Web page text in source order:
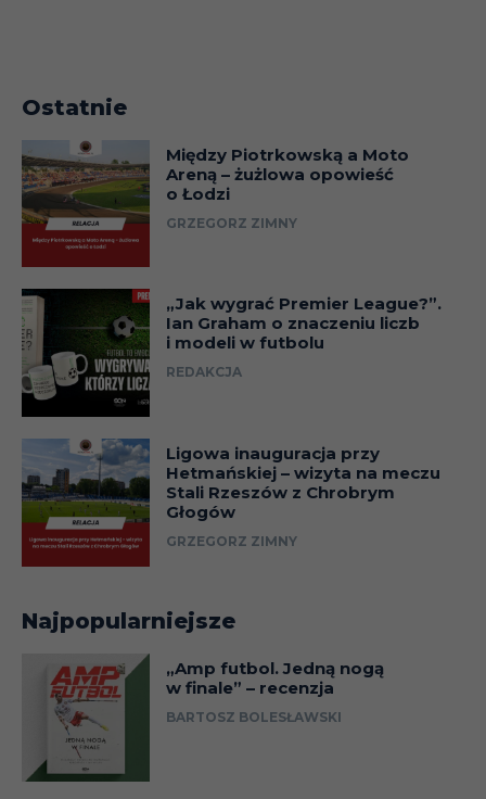
Ostatnie
Między Piotrkowską a Moto
Areną – żużlowa opowieść
o Łodzi
GRZEGORZ ZIMNY
„Jak wygrać Premier League?”.
Ian Graham o znaczeniu liczb
i modeli w futbolu
REDAKCJA
Ligowa inauguracja przy
Hetmańskiej – wizyta na meczu
Stali Rzeszów z Chrobrym
Głogów
GRZEGORZ ZIMNY
Najpopularniejsze
„Amp futbol. Jedną nogą
w finale” – recenzja
BARTOSZ BOLESŁAWSKI